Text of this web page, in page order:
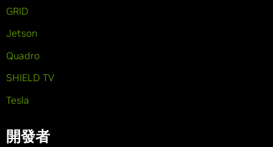
GRID
Jetson
Quadro
SHIELD TV
Tesla
開發者